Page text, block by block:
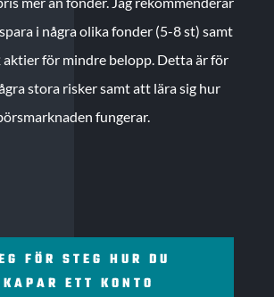
i några olika fonder (5-8 st) samt
aktier för mindre belopp. Detta är för
stora risker samt att lära sig hur
fungerar.
FÖR STEG HUR DU
ETT KONTO